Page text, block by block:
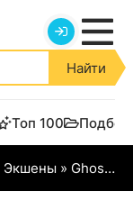
Найти
Топ 100
Экшены » Ghostrunner Project Hel